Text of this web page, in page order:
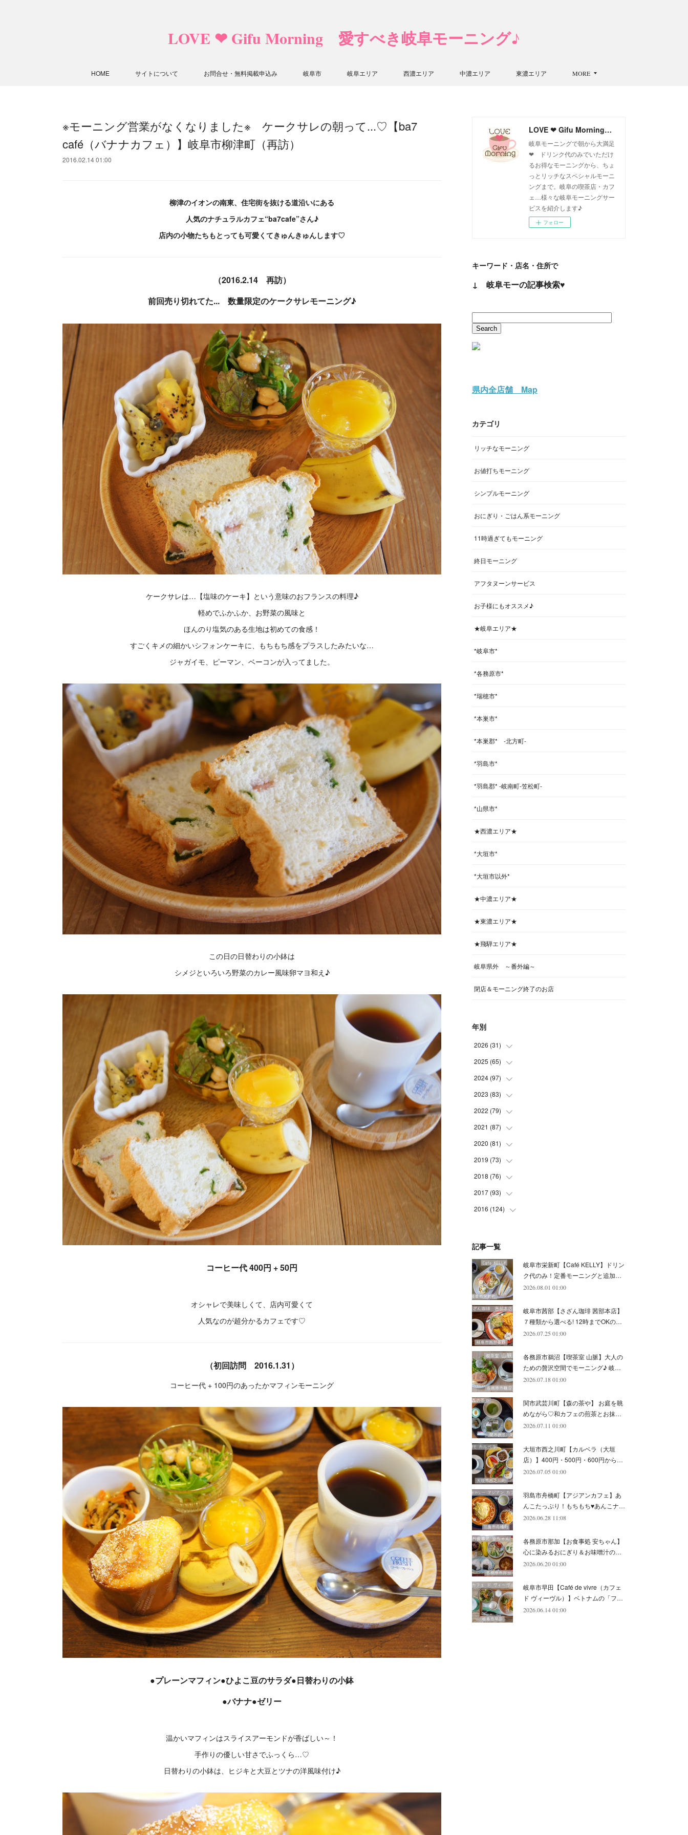
LOVE ❤ Gifu Morning 愛すべき岐阜モーニング♪
HOME サイトについて お問合せ・無料掲載申込み 岐阜市 岐阜エリア 西濃エリア 中濃エリア 東濃エリア MORE
※モーニング営業がなくなりました※ ケークサレの朝って...♡【ba7
café（バナナカフェ）】岐阜市柳津町（再訪）
2016.02.14 01:00
柳津のイオンの南東、住宅街を抜ける道沿いにある
人気のナチュラルカフェ“ba7cafe”さん♪
店内の小物たちもとっても可愛くてきゅんきゅんします♡
（2016.2.14 再訪）
前回売り切れてた... 数量限定のケークサレモーニング♪
ケークサレは…【塩味のケーキ】という意味のおフランスの料理♪
軽めでふかふか、お野菜の風味と
ほんのり塩気のある生地は初めての食感！
すごくキメの細かいシフォンケーキに、もちもち感をプラスしたみたいな…
ジャガイモ、ピーマン、ベーコンが入ってました。
この日の日替わりの小鉢は
シメジといろいろ野菜のカレー風味卵マヨ和え♪
コーヒー代 400円 + 50円
オシャレで美味しくて、店内可愛くて
人気なのが超分かるカフェです♡
（初回訪問 2016.1.31）
コーヒー代 + 100円のあったかマフィンモーニング
●プレーンマフィン●ひよこ豆のサラダ●日替わりの小鉢
●バナナ●ゼリー
温かいマフィンはスライスアーモンドが香ばしい～！
手作りの優しい甘さでふっくら…♡
日替わりの小鉢は、ヒジキと大豆とツナの洋風味付け♪
LOVE ❤ Gifu Morning 愛すべき岐阜モーニング♪
岐阜モーニングで朝から大満足
❤ ドリンク代のみでいただけ
るお得なモーニングから、ちょ
っとリッチなスペシャルモーニ
ングまで。岐阜の喫茶店・カフ
ェ…様々な岐阜モーニングサー
ビスを紹介します♪
フォロー
キーワード・店名・住所で
↓ 岐阜モーの記事検索♥
県内全店舗 Map
カテゴリ
リッチなモーニング
お値打ちモーニング
シンプルモーニング
おにぎり・ごはん系モーニング
11時過ぎてもモーニング
終日モーニング
アフタヌーンサービス
お子様にもオススメ♪
★岐阜エリア★
*岐阜市*
*各務原市*
*瑞穂市*
*本巣市*
*本巣郡* -北方町-
*羽島市*
*羽島郡* -岐南町-笠松町-
*山県市*
★西濃エリア★
*大垣市*
*大垣市以外*
★中濃エリア★
★東濃エリア★
★飛騨エリア★
岐阜県外 ～番外編～
閉店＆モーニング終了のお店
年別
2026 (31)
(4
(4
(5
(4
(5
(4
(5
2025 (65)
(5
(6
(6
(6
(5
(4
(5
(7
(7
2024 (97)
(5
(7
(7
(8
(9
(8
(11
(8)
(6
(10)
2023 (83)
(6
(7
(7
(9
(8
(7
(7)
(5
(6)
(8)
2022 (79)
(4
(8
(10
)
(7
(8
(9)
(4)
(6)
2021 (87)
(12
)
(9
(11
)
(1
(6)
( 7)
(9)
(2)
2020 (81)
(10
)
(11
)
(8
(7)
(5)
(1)
(8)
(4)
(7)
2019 (73)
(4
(6
(4)
(5)
(4)
(4)
(10)
(10)
(6)
2018 (76)
(9
(3)
(8)
(7)
(6)
(5)
(6)
(8)
(8)
2017 (93)
(7)
(8)
(8)
(8)
(9)
(9)
(9)
(7)
(11)
2016 (124)
(10)
(12)
(16)
(9)
(13)
(8)
(6)
(12)
(6)
記事一覧
岐阜市栄新町【Café KELLY】ドリン
ク代のみ！定番モーニングと追加…
2026.08.01 01:00
岐阜市茜部【さざん珈琲 茜部本店】
７種類から選べる! 12時までOKの…
2026.07.25 01:00
各務原市鵜沼【喫茶室 山脈】大人の
ための贅沢空間でモーニング♪ 岐…
2026.07.18 01:00
関市武芸川町【森の茶や】 お庭を眺
めながら♡和カフェの煎茶とお抹…
2026.07.11 01:00
大垣市西之川町【カルベラ（大垣
店）】400円・500円・600円から…
2026.07.05 01:00
羽島市舟橋町【アジアンカフェ】あ
んこたっぷり！もちもち♥あんこナ…
2026.06.28 11:08
各務原市那加【お食事処 安ちゃん】
心に染みるおにぎり＆お味噌汁の…
2026.06.20 01:00
岐阜市早田【Café de vivre（カフェ
ド ヴィーヴル）】ベトナムの「フ…
2026.06.14 01:00